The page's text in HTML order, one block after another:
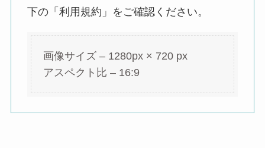
下の「利用規約」をご確認ください。
画像サイズ – 1280px × 720 px
アスペクト比 – 16:9